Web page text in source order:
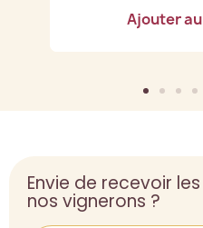
Ajouter
Envie de recevoir
nos vignerons ?